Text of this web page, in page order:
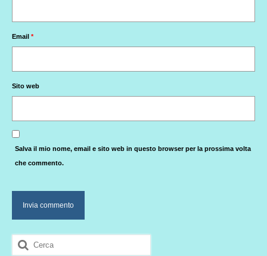
Email *
Sito web
Salva il mio nome, email e sito web in questo browser per la prossima volta
che commento.
Cerca: